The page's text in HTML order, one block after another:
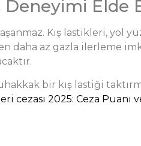
Deneyimi Elde
Kış lastikleri,
daha az gazla ilerleme
bir kış lastiği
cezası 2025: Ceza Puanı